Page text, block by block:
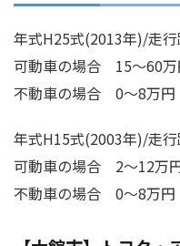
年式H25式(2013年)/走
可動車の場合 15～60万
不動車の場合 0～8万円
年式H15式(2003年)/走
可動車の場合 2～12万
不動車の場合 0～8万円